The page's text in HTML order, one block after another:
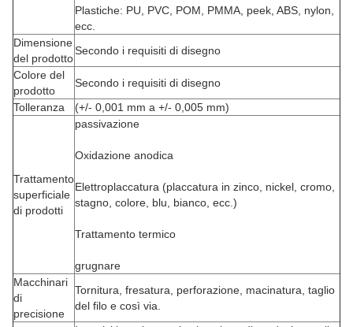
Plastiche: PU, PVC, POM, PMMA, peek, ABS, nylon,
ecc.
Dimensione
del prodotto
Secondo i requisiti di disegno
Colore del
prodotto
Secondo i requisiti di disegno
Tolleranza
(+/- 0,001 mm a +/- 0,005 mm)
Trattamento
superficiale
di prodotti
passivazione
Oxidazione anodica
Elettroplaccatura (placcatura in zinco, nickel, cromo,
stagno, colore, blu, bianco, ecc.)
Trattamento termico
grugnare
Macchinari
di
precisione
Tornitura, fresatura, perforazione, macinatura, taglio
del filo e così via.